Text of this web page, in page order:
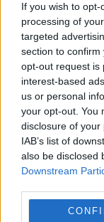
If you wish to
processing of
targeted
section to
opt-out request is
interest-based
us or personal
your opt-out. You
disclosure of
IAB’s list of
also be disclosed
Downstream
Marian
să pună